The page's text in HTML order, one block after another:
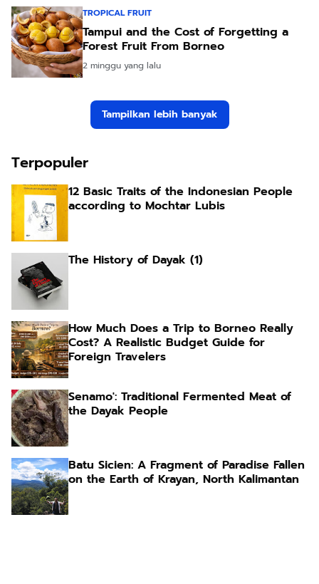
TROPICAL FRUIT
Tampui and the Cost of Forgetting a
Forest Fruit From Borneo
2 minggu yang lalu
Tampilkan lebih banyak
Terpopuler
12 Basic Traits of the Indonesian People
according to Mochtar Lubis
The History of Dayak (1)
How Much Does a Trip to Borneo Really
Cost? A Realistic Budget Guide for
Foreign Travelers
Senamo': Traditional Fermented Meat of
the Dayak People
Batu Sicien: A Fragment of Paradise Fallen
on the Earth of Krayan, North Kalimantan